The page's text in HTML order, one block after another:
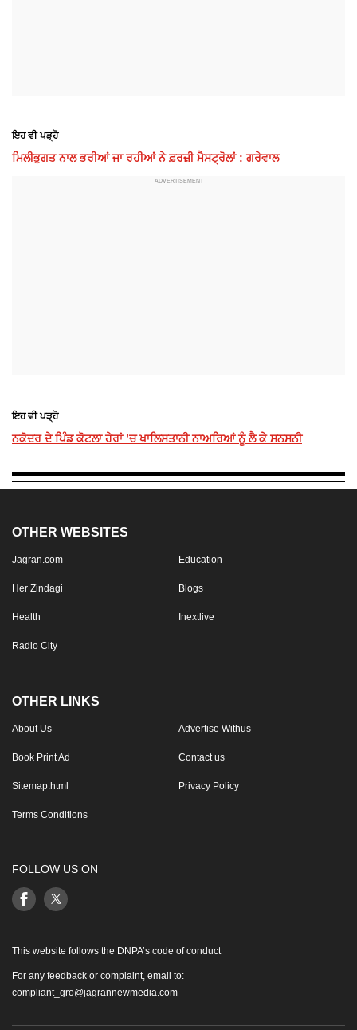
ਇਹ ਵੀ ਪੜ੍ਹੋ
ਮਿਲੀਭੁਗਤ ਨਾਲ ਭਰੀਆਂ ਜਾ ਰਹੀਆਂ ਨੇ ਫ਼ਰਜ਼ੀ ਮੈਸਟ੍ਰੋਲਾਂ : ਗਰੇਵਾਲ
ਇਹ ਵੀ ਪੜ੍ਹੋ
ਨਕੋਦਰ ਦੇ ਪਿੰਡ ਕੋਟਲਾ ਹੇਰਾਂ ’ਚ ਖਾਲਿਸਤਾਨੀ ਨਾਅਰਿਆਂ ਨੂੰ ਲੈ ਕੇ ਸਨਸਨੀ
OTHER WEBSITES
Jagran.com Education
Her Zindagi Blogs
Health Inextlive
Radio City
OTHER LINKS
About Us Advertise Withus
Book Print Ad Contact us
Sitemap.html Privacy Policy
Terms Conditions
FOLLOW US ON
This website follows the DNPA’s code of conduct
For any feedback or complaint, email to:
compliant_gro@jagrannewmedia.com